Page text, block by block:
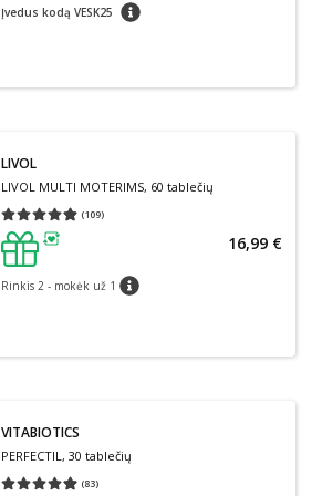
Įvedus kodą VESK25 patarimas
LIVOL
LIVOL MULTI MOTERIMS, 60 tablečių
(109)
Vidutinis įvertinimas 4.88
patarimas
Rinkis 2 - mokėk už 1 patarimas
16,99 €
VITABIOTICS
PERFECTIL, 30 tablečių
(83)
Vidutinis įvertinimas 4.94